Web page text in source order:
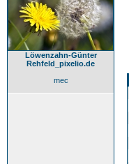
Löwenzahn-Günter
Rehfeld_pixelio.de
mec